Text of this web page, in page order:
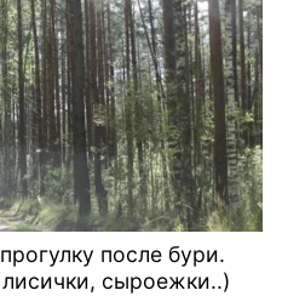
после бури.
сыроежки..)